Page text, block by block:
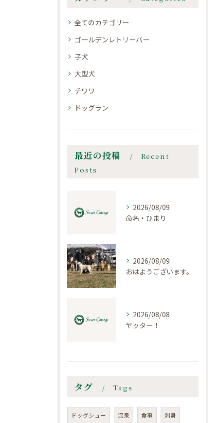
全てのカテゴリー
ゴールデンレトリーバー
子犬
大型犬
チワワ
ドッグラン
最近の投稿
Recent
Posts
2026/08/09
命名・ひまり
2026/08/09
おはようございます。
2026/08/08
ヤッター！
タグ Tags
ドッグショー 温泉 食事 刺身